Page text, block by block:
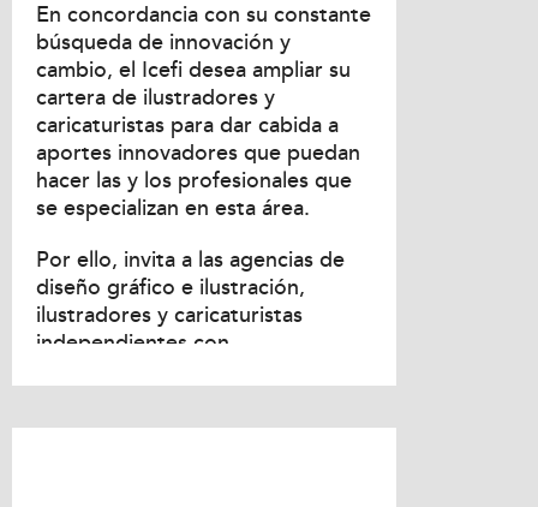
En concordancia con su constante
búsqueda de innovación y
cambio, el Icefi desea ampliar su
cartera de ilustradores y
caricaturistas para dar cabida a
aportes innovadores que puedan
hacer las y los profesionales que
se especializan en esta área.
Por ello, invita a las agencias de
diseño gráfico e ilustración,
ilustradores y caricaturistas
independientes con